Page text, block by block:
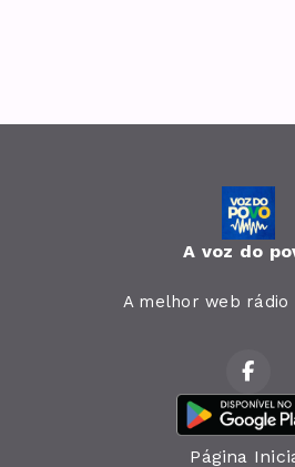
A voz do
A melhor web rádio
Página